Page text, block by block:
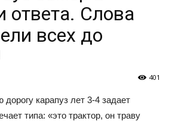
ответа. Слова
всех до
401
карапуз лет 3-4 задает
типа: «это трактор, он траву